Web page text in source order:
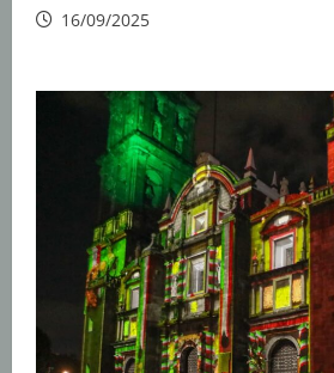
16/09/2025